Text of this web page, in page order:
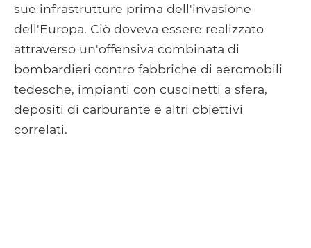
sue infrastrutture prima dell'invasione
dell'Europa. Ciò doveva essere realizzato
attraverso un'offensiva combinata di
bombardieri contro fabbriche di aeromobili
tedesche, impianti con cuscinetti a sfera,
depositi di carburante e altri obiettivi
correlati.